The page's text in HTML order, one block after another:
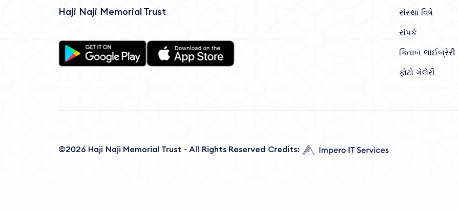
Haji Naji Memorial Trust
સંસ્થા વિષે
સંપર્ક
કિતાબ લાઈબ્રેરી
ફોટો ગેલેરી
©2026 Haji Naji Memorial Trust - All Rights Reserved Credits: